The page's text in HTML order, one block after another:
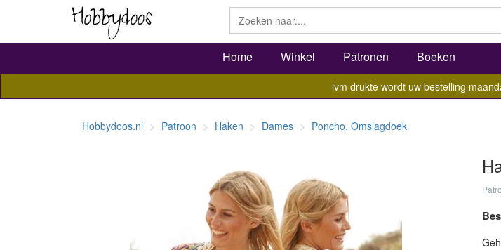
Home Winkel Patronen Boeken
ivm drukte wordt uw bestelling
Hobbydoos.nl Patroon Haken Dames Poncho, Omslagdoek